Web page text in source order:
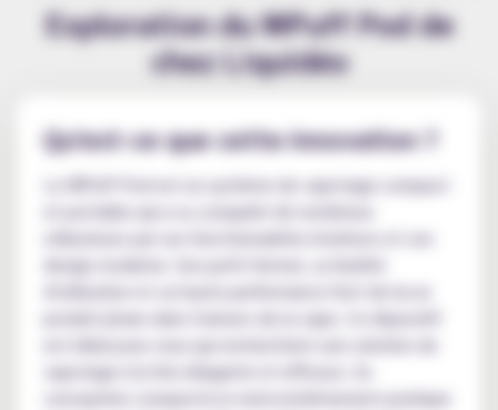
Exploration du WPuff Pod de
chez Liquidéo
Qu'est-ce que cette innovation ?
Le WPuff Pod est un système de vapotage compact
et portable qui a su conquérir de nombreux
design moderne. Son petit format, sa facilité
produit phare dans l'univers de la vape. Ce dispositif
vapotage à la fois élégante et efficace. Sa
conception compacte le rend extrêmement pratique